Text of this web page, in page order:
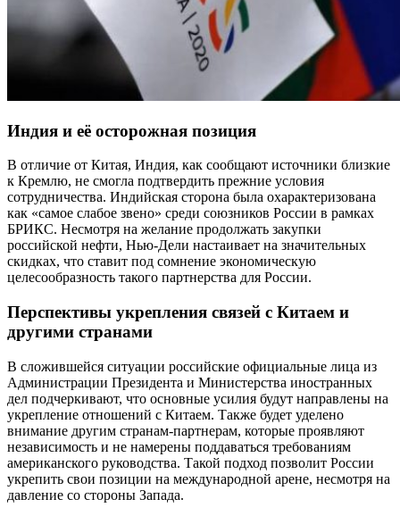
Индия и её осторожная позиция
В отличие от Китая, Индия, как сообщают источники близкие
к Кремлю, не смогла подтвердить прежние условия
сотрудничества. Индийская сторона была охарактеризована
как «самое слабое звено» среди союзников России в рамках
БРИКС. Несмотря на желание продолжать закупки
российской нефти, Нью-Дели настаивает на значительных
скидках, что ставит под сомнение экономическую
целесообразность такого партнерства для России.
Перспективы укрепления связей с Китаем и
другими странами
В сложившейся ситуации российские официальные лица из
Администрации Президента и Министерства иностранных
дел подчеркивают, что основные усилия будут направлены на
укрепление отношений с Китаем. Также будет уделено
внимание другим странам-партнерам, которые проявляют
независимость и не намерены поддаваться требованиям
американского руководства. Такой подход позволит России
укрепить свои позиции на международной арене, несмотря на
давление со стороны Запада.